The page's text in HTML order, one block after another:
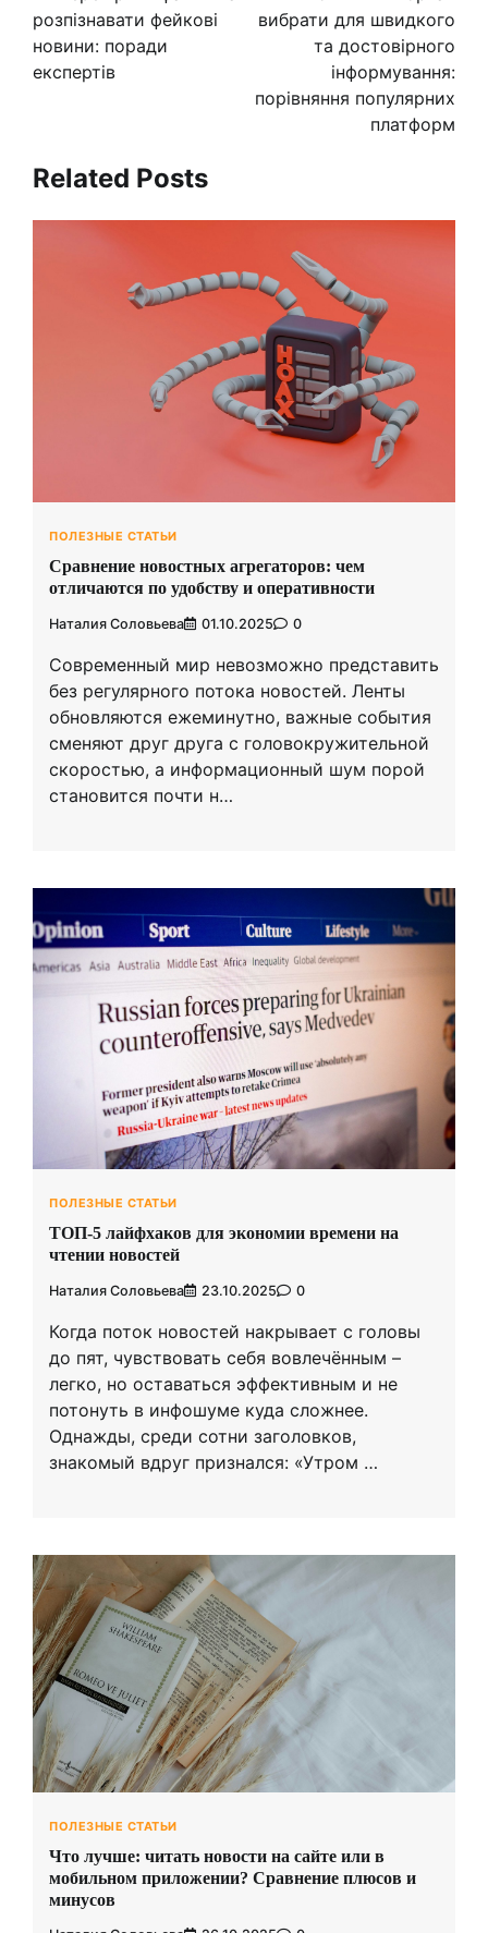
записям
розпізнавати фейкові
новини: поради
експертів
вибрати для швидкого
та достовірного
інформування:
порівняння популярних
платформ
Related Posts
ПОЛЕЗНЫЕ СТАТЬИ
Сравнение новостных агрегаторов: чем
отличаются по удобству и оперативности
Наталия Соловьева 01.10.2025 0
Современный мир невозможно представить
без регулярного потока новостей. Ленты
обновляются ежеминутно, важные события
сменяют друг друга с головокружительной
скоростью, а информационный шум порой
становится почти н…
ПОЛЕЗНЫЕ СТАТЬИ
ТОП-5 лайфхаков для экономии времени на
чтении новостей
Наталия Соловьева 23.10.2025 0
Когда поток новостей накрывает с головы
до пят, чувствовать себя вовлечённым –
легко, но оставаться эффективным и не
потонуть в инфошуме куда сложнее.
Однажды, среди сотни заголовков,
знакомый вдруг признался: «Утром …
ПОЛЕЗНЫЕ СТАТЬИ
Что лучше: читать новости на сайте или в
мобильном приложении? Сравнение плюсов и
минусов